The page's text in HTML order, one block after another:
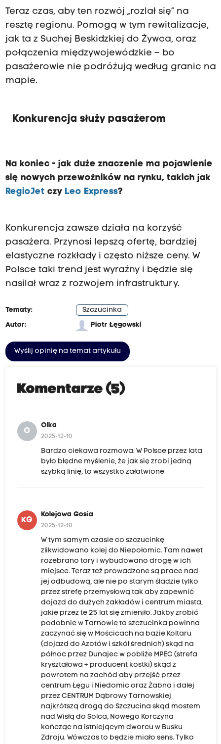
Teraz czas, aby ten rozwój „rozlał się” na
resztę regionu. Pomogą w tym rewitalizacje,
jak ta z Suchej Beskidzkiej do Żywca, oraz
połączenia międzywojewódzkie – bo
pasażerowie nie podróżują według granic na
mapie.
Konkurencja służy pasażerom
Na koniec - jak duże znaczenie ma pojawienie
się nowych przewoźników na rynku, takich jak
RegioJet czy Leo Express?
Konkurencja zawsze działa na korzyść
pasażera. Przynosi lepszą ofertę, bardziej
elastyczne rozkłady i często niższe ceny. W
Polsce taki trend jest wyraźny i będzie się
nasilał wraz z rozwojem infrastruktury.
Tematy:
Szczucinka
Autor:
Piotr Łęgowski
Wyślij opinię na temat artykułu
Komentarze (5)
O
Olka
2025-12-10
Bardzo ciekawa rozmowa. W Polsce przez lata
było błędne myślenie, że jak się zrobi jedną
szybką linię, to wszystko załatwione
KG
Kolejowa Gosia
2025-12-10
W tym samym czasie co szczucinkę
zlikwidowano kolej do Niepołomic. Tam nawet
rozebrano tory i wybudowano drogę w ich
miejsce. Teraz też prowadzone są prace nad
jej odbudową, ale nie po starym śladzie tylko
przez strefę przemysłową tak aby zapewnić
dojazd do dużych zakładów i centrum miasta,
jakie przez te 25 lat się zmieniło. Jakby zrobić
podobnie w Tarnowie to szczucinka powinna
zaczynać się w Mościcach na bazie Koltaru
(dojazd do Azotów i szkół średnich) skąd na
północ przez Dunajec w pobliże MPEC (strefa
kryształowa + producent kostki) skąd z
powrotem na zachód aby przejść przez
centrum Łęgu i Niedomic oraz Żabna i dalej
przez CENTRUM Dąbrowy Tarnowskiej
najkrótszą drogą do Szczucina skąd mostem
nad Wisłą do Solca, Nowego Korczyna
kończąc na istniejącym dworcu w Busku
Zdroju. Wówczas to będzie miało sens. Tylko